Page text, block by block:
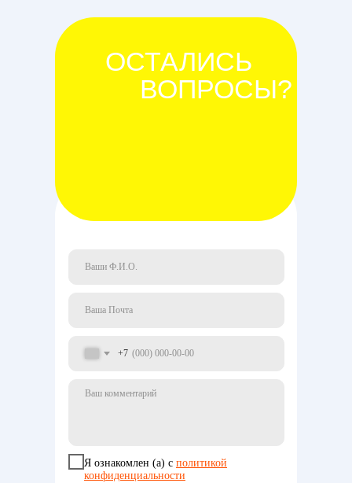
+7
Я ознакомлен (а) с политикой
конфиденциальности
ВОПРОСЫ?
ОСТАЛИСЬ